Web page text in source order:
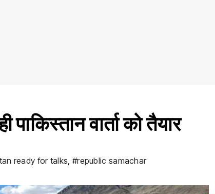
वार्ता को तैयार
ready for talks, #republic samachar